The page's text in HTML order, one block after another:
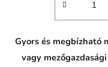
Gyors és megbízható
vagy